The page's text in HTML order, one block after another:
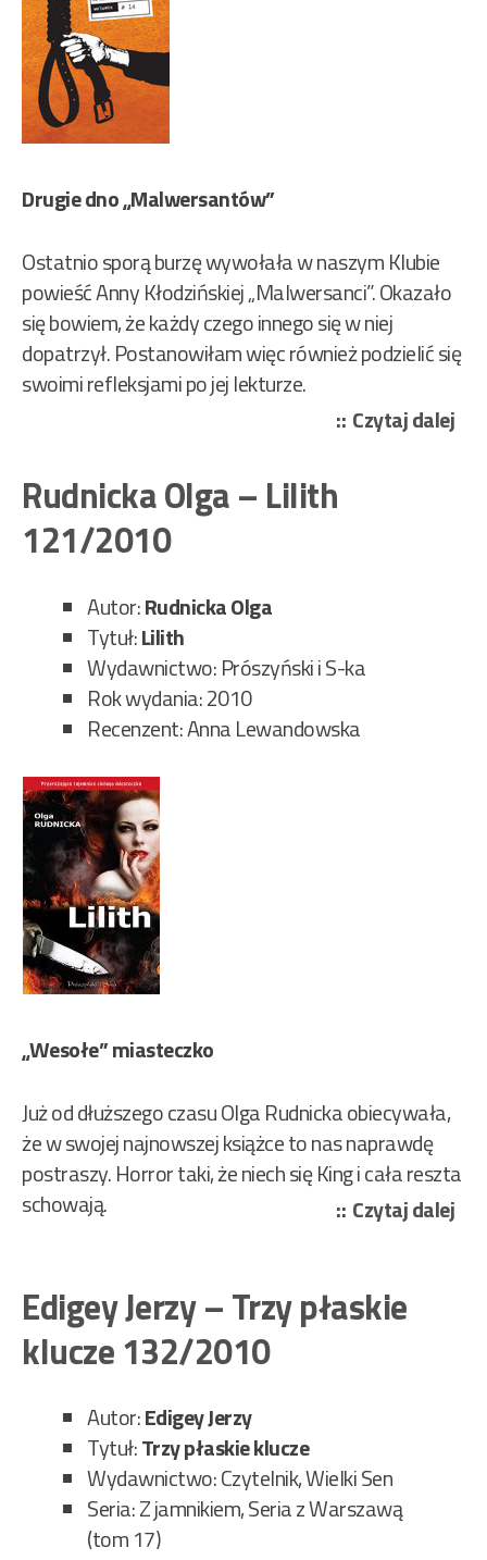
Drugie dno „Malwersantów”
Ostatnio sporą burzę wywołała w naszym Klubie
powieść Anny Kłodzińskiej „Malwersanci”. Okazało
się bowiem, że każdy czego innego się w niej
dopatrzył. Postanowiłam więc również podzielić się
swoimi refleksjami po jej lekturze.
Czytaj dalej
Rudnicka Olga – Lilith
121/2010
Autor:Rudnicka Olga
Tytuł:Lilith
Wydawnictwo: Prószyński i S-ka
Rok wydania: 2010
Recenzent: Anna Lewandowska
„Wesołe” miasteczko
Już od dłuższego czasu Olga Rudnicka obiecywała,
że w swojej najnowszej książce to nas naprawdę
postraszy. Horror taki, że niech się King i cała reszta
schowają.
Czytaj dalej
Edigey Jerzy – Trzy płaskie
klucze 132/2010
Autor:Edigey Jerzy
Tytuł:Trzy płaskie klucze
Wydawnictwo: Czytelnik, Wielki Sen
Seria: Z jamnikiem, Seria z Warszawą
(tom 17)